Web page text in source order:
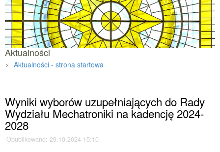
Aktualności
Aktualności - strona startowa
Wyniki wyborów uzupełniających do Rady
Wydziału Mechatroniki na kadencję 2024-
2028
Opublikowano: 29.10.2024 15:10